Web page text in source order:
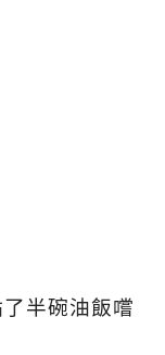
半碗油飯嚐